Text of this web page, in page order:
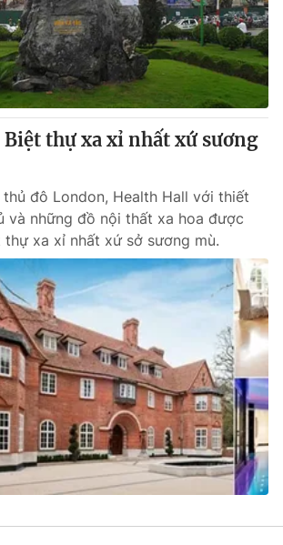
mọi hình thức nếu không có sự chấp
Ghi rõ nguồn VTV.vn khi phát hành lại
này.
thự xa xỉ nhất xứ sương
thủ đô London, Health Hall với thiết
và những đồ nội thất xa hoa được
xa xỉ nhất xứ sở sương mù.